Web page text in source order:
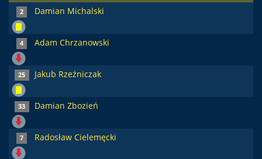
2 Damian Michalski
4 Adam Chrzanowski
25 Jakub Rzeźniczak
33 Damian Zbozień
7 Radosław Cielemęcki